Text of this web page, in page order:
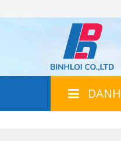
đến